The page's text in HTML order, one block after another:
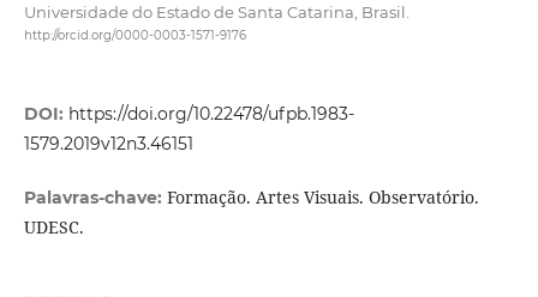
Universidade do Estado de Santa Catarina, Brasil.
http://orcid.org/0000-0003-1571-9176
DOI: https://doi.org/10.22478/ufpb.1983-
1579.2019v12n3.46151
Palavras-chave: Formação. Artes Visuais. Observatório.
UDESC.